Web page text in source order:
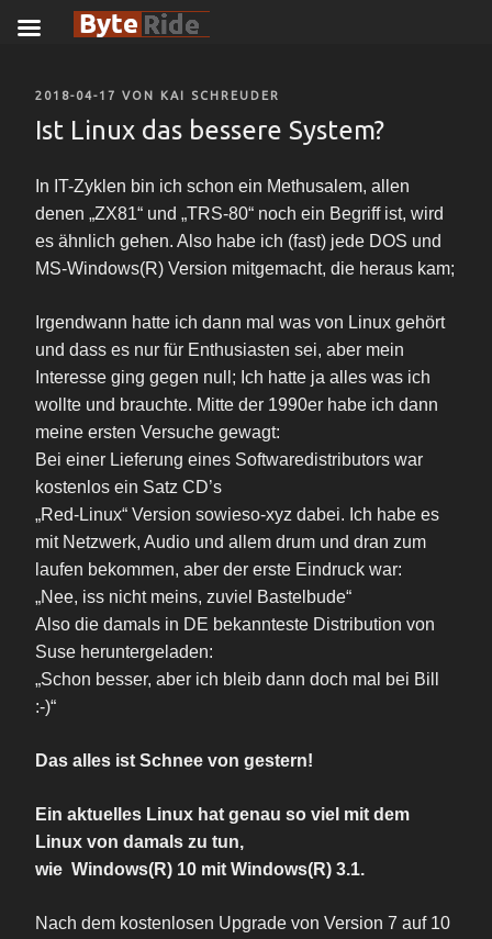
VERÖFFENTLICHT
AM
2018-04-17 VON KAI SCHREUDER
Ist Linux das bessere System?
In IT-Zyklen bin ich schon ein Methusalem, allen
denen „ZX81“ und „TRS-80“ noch ein Begriff ist, wird
es ähnlich gehen. Also habe ich (fast) jede DOS und
MS-Windows(R) Version mitgemacht, die heraus kam;
Irgendwann hatte ich dann mal was von Linux gehört
und dass es nur für Enthusiasten sei, aber mein
Interesse ging gegen null; Ich hatte ja alles was ich
wollte und brauchte. Mitte der 1990er habe ich dann
meine ersten Versuche gewagt:
Bei einer Lieferung eines Softwaredistributors war
kostenlos ein Satz CD’s
„Red-Linux“ Version sowieso-xyz dabei. Ich habe es
mit Netzwerk, Audio und allem drum und dran zum
laufen bekommen, aber der erste Eindruck war:
„Nee, iss nicht meins, zuviel Bastelbude“
Also die damals in DE bekannteste Distribution von
Suse heruntergeladen:
„Schon besser, aber ich bleib dann doch mal bei Bill
:-)“
Das alles ist Schnee von gestern!
Ein aktuelles Linux hat genau so viel mit dem
Linux von damals zu tun,
wie Windows(R) 10 mit Windows(R) 3.1.
Nach dem kostenlosen Upgrade von Version 7 auf 10